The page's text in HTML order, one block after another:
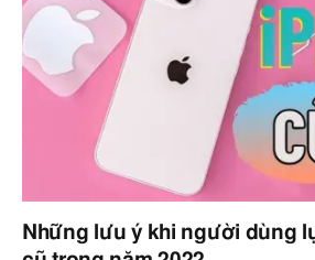
Những lưu ý khi người dùng